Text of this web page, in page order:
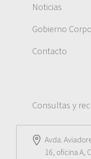
Noticias
Gobierno
Contacto
Consultas y
Avda.
16, oficina A,